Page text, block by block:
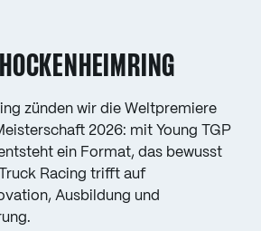
zünden wir die Weltpremiere
2026: mit Young TGP
ein Format, das bewusst
Racing trifft auf
Ausbildung und